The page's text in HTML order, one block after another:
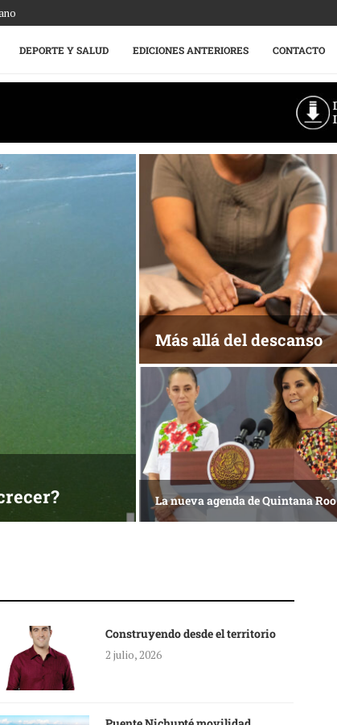
DEPORTE Y SALUD EDICIONES ANTERIORES CONTACTO
Más allá del descanso
La nueva agenda de Quintana Roo
Construyendo desde el territorio
2 julio, 2026